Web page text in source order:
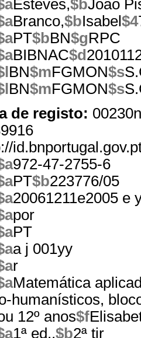
Esteves,$bJoão
Branco,$bIsabel $4
PT$bBN$gRPC
BIBNAC$d
BN$mFGMON$s
BN$mFGMON$s
de registo:
972-47-2755-6
PT$b223776/05
20061211e2005 e
por
PT
a j 001yy
r
Matemática
humanísticos,
12º anos$f
1ª ed.,$b2ª tir